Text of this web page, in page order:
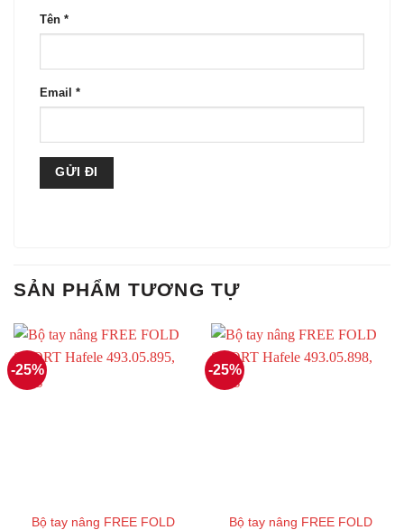
Tên *
Email *
SẢN PHẨM TƯƠNG TỰ
-25%
Bộ tay nâng FREE FOLD
-25%
Bộ tay nâng FREE FOLD